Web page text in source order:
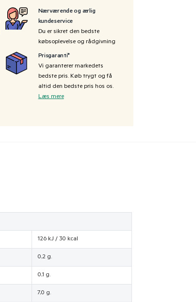
Nærværende og ærlig
kundeservice
Du er sikret den bedste
købsoplevelse og rådgivning
Prisgaranti*
Vi garanterer markedets
bedste pris. Køb trygt og få
altid den bedste pris hos os.
Læs mere
126 kJ / 30 kcal
0,2 g.
0,1 g.
7,0 g.